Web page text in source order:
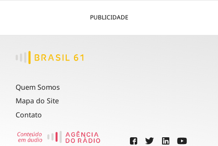
PUBLICIDADE
Quem Somos
Mapa do Site
Contato